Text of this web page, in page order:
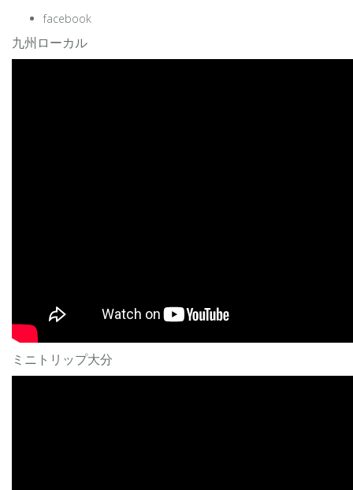
facebook
九州ローカル
ミニトリップ大分